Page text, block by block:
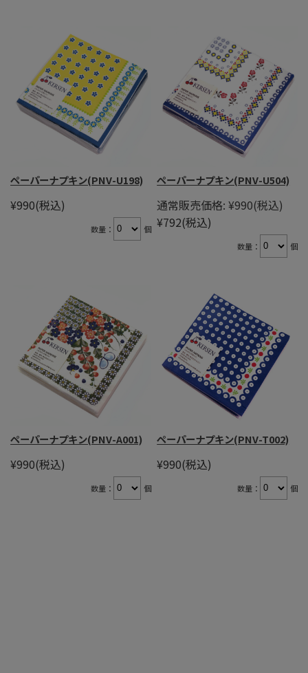
ペーパーナプキン(PNV-U198)
¥990(税込)
数量： 個
ペーパーナプキン(PNV-U504)
通常販売価格: ¥990(税込)
¥792(税込)
数量： 個
ペーパーナプキン(PNV-A001)
¥990(税込)
数量： 個
ペーパーナプキン(PNV-T002)
¥990(税込)
数量： 個